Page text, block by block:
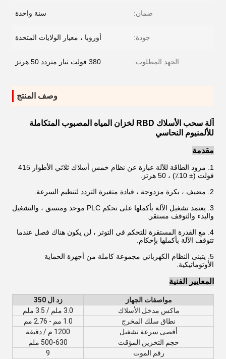
ضمان: سنة واحدة
جودة: أوروبا ، معيار الولايات المتحدة
الجهد المطلوب: 380 فولت تيار متردد 50 هرتز
وصف المنتج
آلة سحب الأسلاك RBD لخزان المياه المصبوب المتكاملة
للألمنيوم النحاسي
مقدمة
1. مزود الطاقة للآلة عبارة عن نظام خمس أسلاك ثلاثي الأطوار 415
فولت (± 10٪) ، 50 هرتز.
2. مضيف ، بكرة مزدوجة ، قيادة متغيرة التردد لتنظيم السرعة.
3. يعتمد تشغيل الآلة بأكملها على تحكم PLC موحد ومنسق ، والتشغيل
والبدء والتوقف مستقر.
4. مع القدرة المستقرة للتحكم في التوتر ، لن يكون هناك فصل عندما
تتوقف الآلة بأكملها بإحكام.
5. يتبنى النظام الكهربائي مجموعة كاملة من أجهزة الحماية
الأوتوماتيكية.
المعايير الفنية
مواصفات الجهاز
زد ال 350
ماكس مدخل الأسلاك
3.0 ملم / 3.5 ملم
نطاق سلك المخرج
1.0 مم - 2.76 مم
أقصى سرعة تشغيل
1200 م / دقيقة
حجم التخزين المؤقت
500-630 ملم
رقم الموت
9